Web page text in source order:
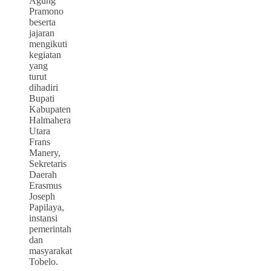
Pramono
beserta
jajaran
mengikuti
kegiatan
yang
turut
dihadiri
Bupati
Kabupaten
Halmahera
Utara
Frans
Manery,
Sekretaris
Daerah
Erasmus
Joseph
Papilaya,
instansi
pemerintah
dan
masyarakat
Tobelo.